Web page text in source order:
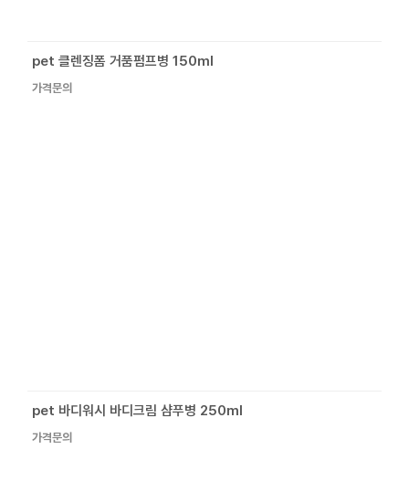
pet 클렌징폼 거품펌프병 150ml
가격문의
pet 바디워시 바디크림 샴푸병 250ml
가격문의